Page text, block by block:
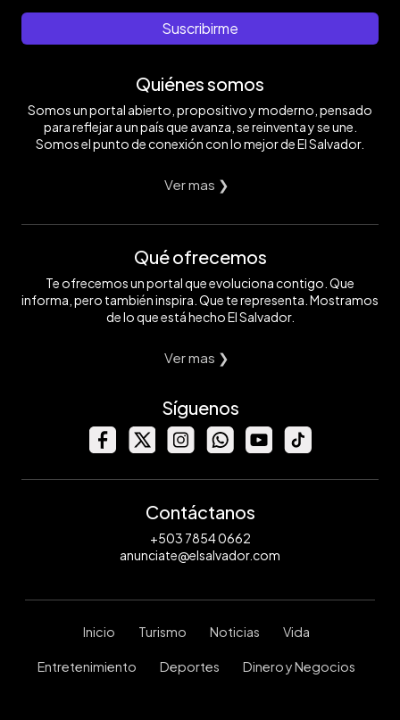
Suscribirme
Quiénes somos
Somos un portal abierto, propositivo y moderno, pensado
para reflejar a un país que avanza, se reinventa y se une.
Somos el punto de conexión con lo mejor de El Salvador.
Ver mas ❯
Qué ofrecemos
Te ofrecemos un portal que evoluciona contigo. Que
informa, pero también inspira. Que te representa. Mostramos
de lo que está hecho El Salvador.
Ver mas ❯
Síguenos
Contáctanos
+503 7854 0662
anunciate@elsalvador.com
Inicio Turismo Noticias Vida
Entretenimiento Deportes Dinero y Negocios